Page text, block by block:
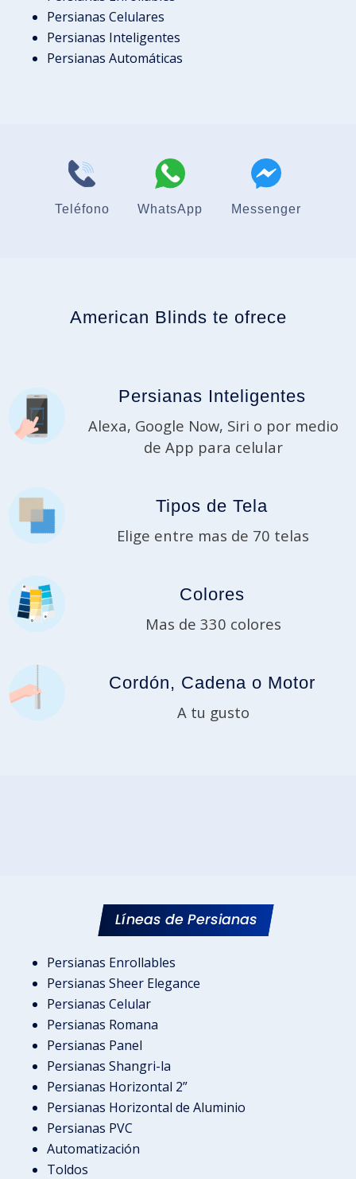
Persianas Celulares
Persianas Inteligentes
Persianas Automáticas
Teléfono WhatsApp Messenger
American Blinds te ofrece
Persianas Inteligentes
Alexa, Google Now, Siri o por medio
de App para celular
Tipos de Tela
Elige entre mas de 70 telas
Colores
Mas de 330 colores
Cordón, Cadena o Motor
A tu gusto
Líneas de Persianas
Persianas Enrollables
Persianas Sheer Elegance
Persianas Celular
Persianas Romana
Persianas Panel
Persianas Shangri-la
Persianas Horizontal 2”
Persianas Horizontal de Aluminio
Persianas PVC
Automatización
Toldos